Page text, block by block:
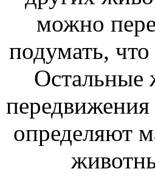
можно
подумать,
Остальные
определяют